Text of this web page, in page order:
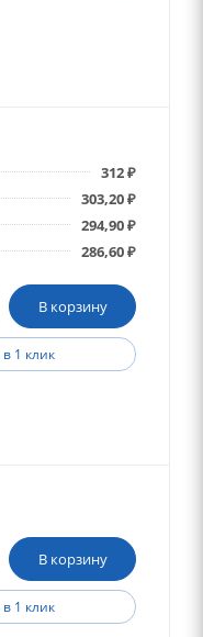
312₽
303,20₽
294,90₽
286,60₽
В корзину
1 клик
В корзину
1 клик